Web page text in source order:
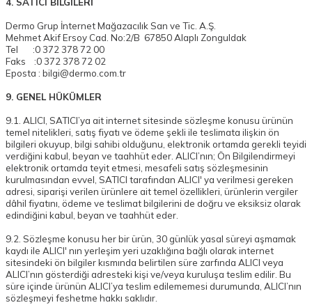
Dermo Grup İnternet Mağazacılık San ve Tic. A.Ş.
Mehmet Akif Ersoy Cad. No:2/B 67850 Alaplı Zonguldak
Tel :0 372 378 72 00
Faks :0 372 378 72 02
Eposta : bilgi@dermo.com.tr
9. GENEL HÜKÜMLER
9.1. ALICI, SATICI’ya ait internet sitesinde sözleşme konusu ürünün
temel nitelikleri, satış fiyatı ve ödeme şekli ile teslimata ilişkin ön
bilgileri okuyup, bilgi sahibi olduğunu, elektronik ortamda gerekli teyidi
verdiğini kabul, beyan ve taahhüt eder. ALICI’nın; Ön Bilgilendirmeyi
elektronik ortamda teyit etmesi, mesafeli satış sözleşmesinin
kurulmasından evvel, SATICI tarafından ALICI' ya verilmesi gereken
adresi, siparişi verilen ürünlere ait temel özellikleri, ürünlerin vergiler
dâhil fiyatını, ödeme ve teslimat bilgilerini de doğru ve eksiksiz olarak
edindiğini kabul, beyan ve taahhüt eder.
9.2. Sözleşme konusu her bir ürün, 30 günlük yasal süreyi aşmamak
kaydı ile ALICI' nın yerleşim yeri uzaklığına bağlı olarak internet
sitesindeki ön bilgiler kısmında belirtilen süre zarfında ALICI veya
ALICI’nın gösterdiği adresteki kişi ve/veya kuruluşa teslim edilir. Bu
süre içinde ürünün ALICI’ya teslim edilememesi durumunda, ALICI’nın
sözleşmeyi feshetme hakkı saklıdır.